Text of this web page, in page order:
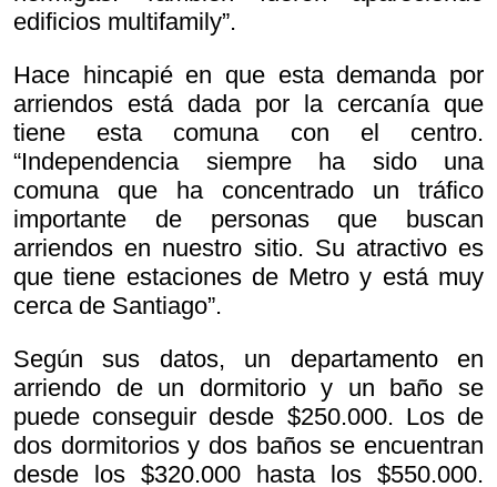
edificios multifamily”.
Hace hincapié en que esta demanda por
arriendos está dada por la cercanía que
tiene esta comuna con el centro.
“Independencia siempre ha sido una
comuna que ha concentrado un tráfico
importante de personas que buscan
arriendos en nuestro sitio. Su atractivo es
que tiene estaciones de Metro y está muy
cerca de Santiago”.
Según sus datos, un departamento en
arriendo de un dormitorio y un baño se
puede conseguir desde $250.000. Los de
dos dormitorios y dos baños se encuentran
desde los $320.000 hasta los $550.000.